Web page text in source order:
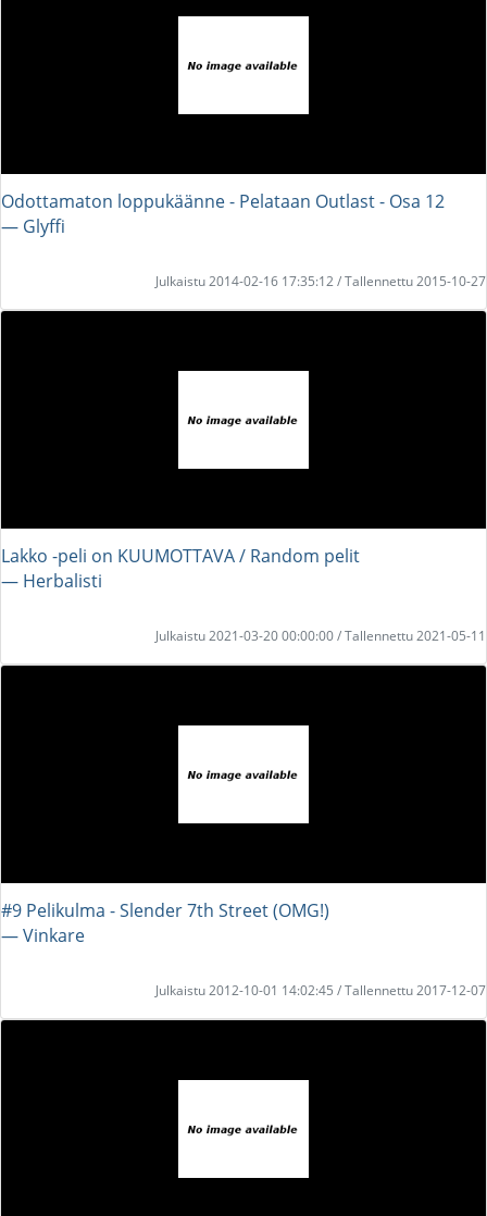
Odottamaton loppukäänne - Pelataan Outlast - Osa 12
― Glyffi
Julkaistu 2014-02-16 17:35:12 / Tallennettu 2015-10-27
Lakko -peli on KUUMOTTAVA / Random pelit
― Herbalisti
Julkaistu 2021-03-20 00:00:00 / Tallennettu 2021-05-11
#9 Pelikulma - Slender 7th Street (OMG!)
― Vinkare
Julkaistu 2012-10-01 14:02:45 / Tallennettu 2017-12-07